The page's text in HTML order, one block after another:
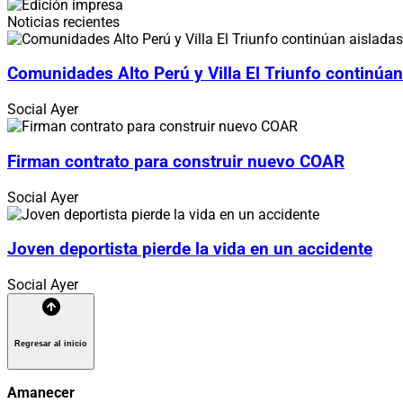
Noticias recientes
Comunidades Alto Perú y Villa El Triunfo
Social Ayer
Firman contrato para construir nuevo COAR
Social Ayer
Joven deportista pierde la vida en un accidente
Social Ayer
Regresar al inicio
Amanecer